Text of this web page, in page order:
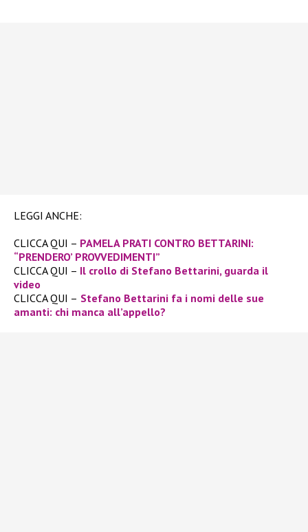
LEGGI ANCHE:
CLICCA QUI – PAMELA PRATI CONTRO BETTARINI:
“PRENDERO’ PROVVEDIMENTI”
CLICCA QUI – Il crollo di Stefano Bettarini, guarda il
video
CLICCA QUI – Stefano Bettarini fa i nomi delle sue
amanti: chi manca all’appello?